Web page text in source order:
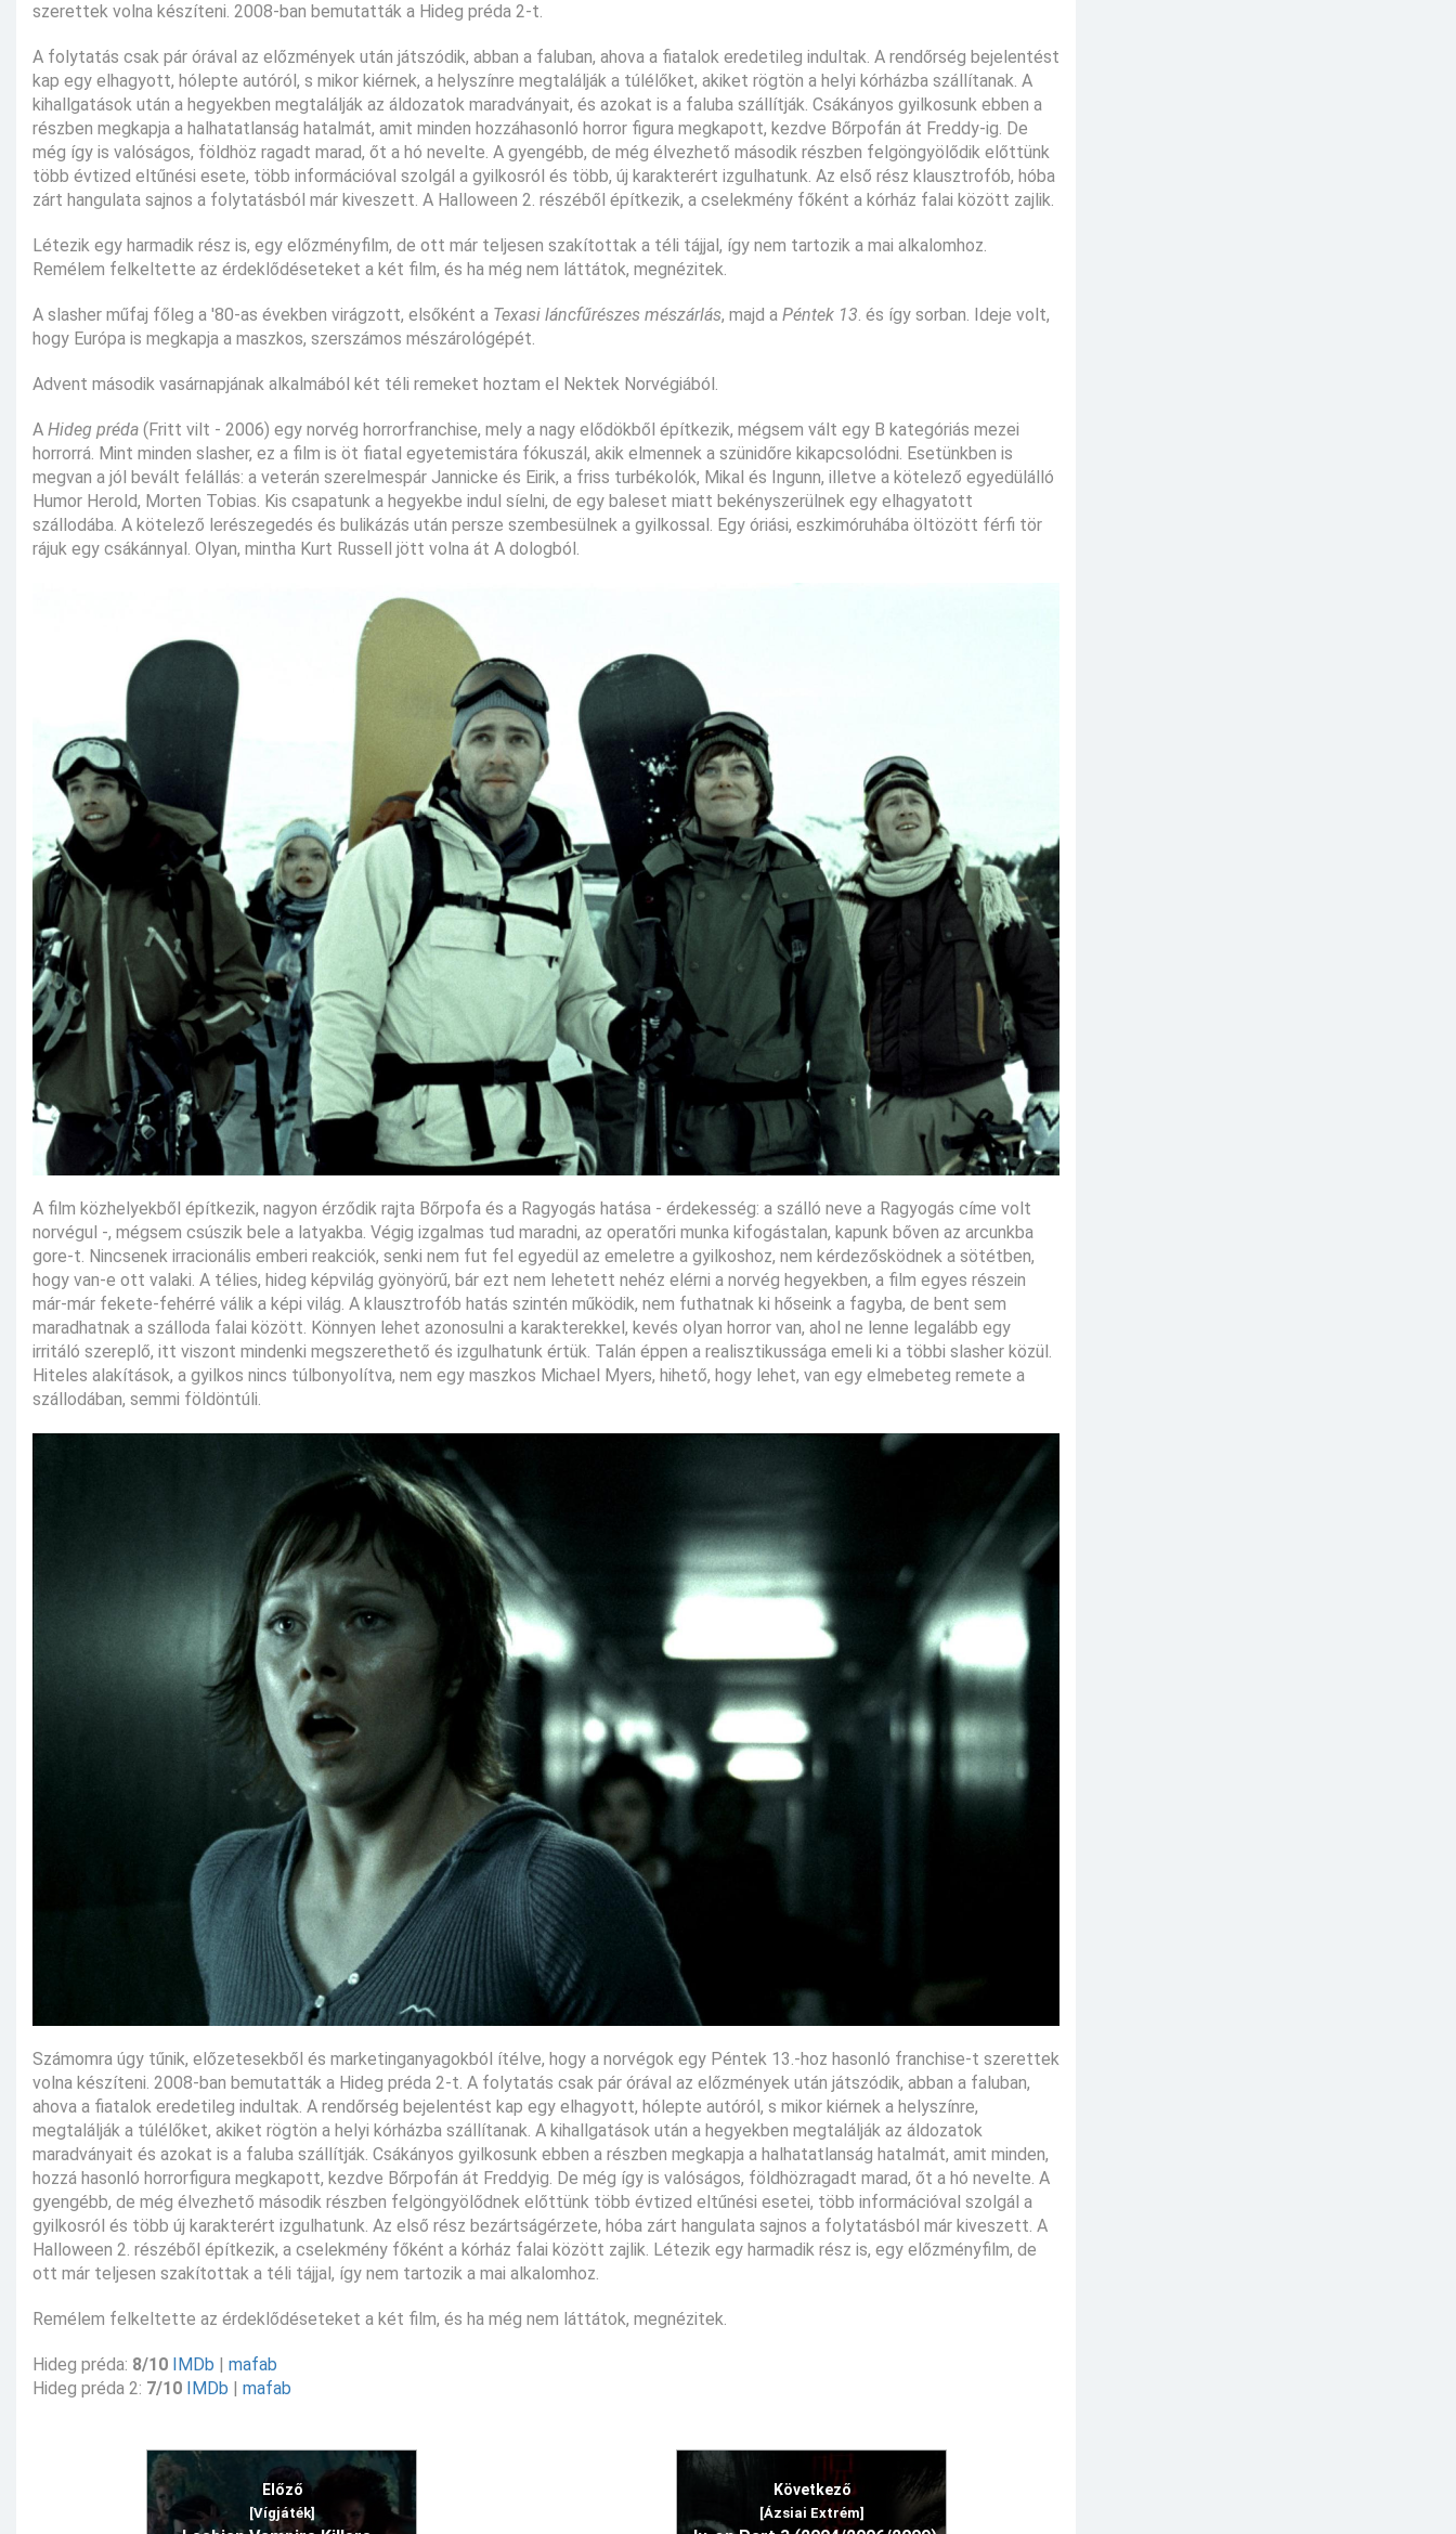
szerettek volna készíteni. 2008-ban bemutatták a Hideg préda 2-t.
A folytatás csak pár órával az előzmények után játszódik, abban a faluban, ahova a fiatalok eredetileg indultak. A rendőrség bejelentést
kap egy elhagyott, hólepte autóról, s mikor kiérnek, a helyszínre megtalálják a túlélőket, akiket rögtön a helyi kórházba szállítanak. A
kihallgatások után a hegyekben megtalálják az áldozatok maradványait, és azokat is a faluba szállítják. Csákányos gyilkosunk ebben a
részben megkapja a halhatatlanság hatalmát, amit minden hozzáhasonló horror figura megkapott, kezdve Bőrpofán át Freddy-ig. De
még így is valóságos, földhöz ragadt marad, őt a hó nevelte. A gyengébb, de még élvezhető második részben felgöngyölődik előttünk
több évtized eltűnési esete, több információval szolgál a gyilkosról és több, új karakterért izgulhatunk. Az első rész klausztrofób, hóba
zárt hangulata sajnos a folytatásból már kiveszett. A Halloween 2. részéből építkezik, a cselekmény főként a kórház falai között zajlik.
Létezik egy harmadik rész is, egy előzményfilm, de ott már teljesen szakítottak a téli tájjal, így nem tartozik a mai alkalomhoz.
Remélem felkeltette az érdeklődéseteket a két film, és ha még nem láttátok, megnézitek.
A slasher műfaj főleg a '80-as években virágzott, elsőként a Texasi láncfűrészes mészárlás, majd a Péntek 13. és így sorban. Ideje volt,
hogy Európa is megkapja a maszkos, szerszámos mészárológépét.
Advent második vasárnapjának alkalmából két téli remeket hoztam el Nektek Norvégiából.
A Hideg préda (Fritt vilt - 2006) egy norvég horrorfranchise, mely a nagy elődökből építkezik, mégsem vált egy B kategóriás mezei
horrorrá. Mint minden slasher, ez a film is öt fiatal egyetemistára fókuszál, akik elmennek a szünidőre kikapcsolódni. Esetünkben is
megvan a jól bevált felállás: a veterán szerelmespár Jannicke és Eirik, a friss turbékolók, Mikal és Ingunn, illetve a kötelező egyedülálló
Humor Herold, Morten Tobias. Kis csapatunk a hegyekbe indul síelni, de egy baleset miatt bekényszerülnek egy elhagyatott
szállodába. A kötelező lerészegedés és bulikázás után persze szembesülnek a gyilkossal. Egy óriási, eszkimóruhába öltözött férfi tör
rájuk egy csákánnyal. Olyan, mintha Kurt Russell jött volna át A dologból.
A film közhelyekből építkezik, nagyon érződik rajta Bőrpofa és a Ragyogás hatása - érdekesség: a szálló neve a Ragyogás címe volt
norvégul -, mégsem csúszik bele a latyakba. Végig izgalmas tud maradni, az operatőri munka kifogástalan, kapunk bőven az arcunkba
gore-t. Nincsenek irracionális emberi reakciók, senki nem fut fel egyedül az emeletre a gyilkoshoz, nem kérdezősködnek a sötétben,
hogy van-e ott valaki. A télies, hideg képvilág gyönyörű, bár ezt nem lehetett nehéz elérni a norvég hegyekben, a film egyes részein
már-már fekete-fehérré válik a képi világ. A klausztrofób hatás szintén működik, nem futhatnak ki hőseink a fagyba, de bent sem
maradhatnak a szálloda falai között. Könnyen lehet azonosulni a karakterekkel, kevés olyan horror van, ahol ne lenne legalább egy
irritáló szereplő, itt viszont mindenki megszerethető és izgulhatunk értük. Talán éppen a realisztikussága emeli ki a többi slasher közül.
Hiteles alakítások, a gyilkos nincs túlbonyolítva, nem egy maszkos Michael Myers, hihető, hogy lehet, van egy elmebeteg remete a
szállodában, semmi földöntúli.
Számomra úgy tűnik, előzetesekből és marketinganyagokból ítélve, hogy a norvégok egy Péntek 13.-hoz hasonló franchise-t szerettek
volna készíteni. 2008-ban bemutatták a Hideg préda 2-t. A folytatás csak pár órával az előzmények után játszódik, abban a faluban,
ahova a fiatalok eredetileg indultak. A rendőrség bejelentést kap egy elhagyott, hólepte autóról, s mikor kiérnek a helyszínre,
megtalálják a túlélőket, akiket rögtön a helyi kórházba szállítanak. A kihallgatások után a hegyekben megtalálják az áldozatok
maradványait és azokat is a faluba szállítják. Csákányos gyilkosunk ebben a részben megkapja a halhatatlanság hatalmát, amit minden,
hozzá hasonló horrorfigura megkapott, kezdve Bőrpofán át Freddyig. De még így is valóságos, földhözragadt marad, őt a hó nevelte. A
gyengébb, de még élvezhető második részben felgöngyölődnek előttünk több évtized eltűnési esetei, több információval szolgál a
gyilkosról és több új karakterért izgulhatunk. Az első rész bezártságérzete, hóba zárt hangulata sajnos a folytatásból már kiveszett. A
Halloween 2. részéből építkezik, a cselekmény főként a kórház falai között zajlik. Létezik egy harmadik rész is, egy előzményfilm, de
ott már teljesen szakítottak a téli tájjal, így nem tartozik a mai alkalomhoz.
Remélem felkeltette az érdeklődéseteket a két film, és ha még nem láttátok, megnézitek.
Hideg préda: 8/10 IMDb | mafab
Hideg préda 2: 7/10 IMDb | mafab
Előző
[Vígjáték]
Következő
[Ázsiai Extrém]